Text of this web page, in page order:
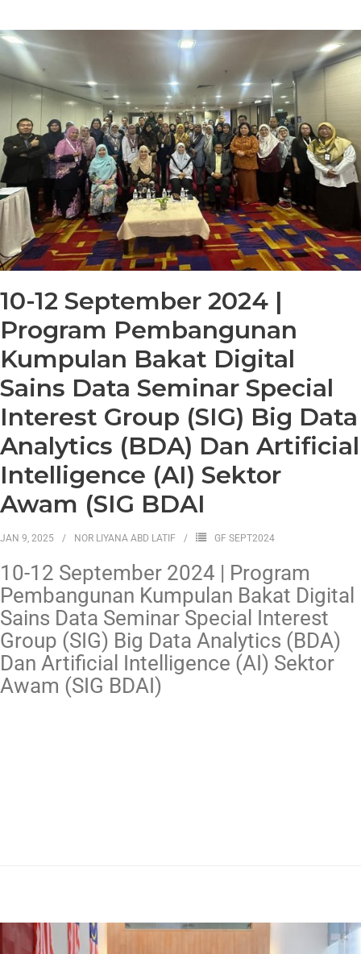
10-12 September 2024 |
Program Pembangunan
Kumpulan Bakat Digital
Sains Data Seminar Special
Interest Group (SIG) Big Data
Analytics (BDA) Dan Artificial
Intelligence (AI) Sektor
Awam (SIG BDAI
JAN 9, 2025 NOR LIYANA ABD LATIF GF SEPT2024
10-12 September 2024 | Program
Pembangunan Kumpulan Bakat Digital
Sains Data Seminar Special Interest
Group (SIG) Big Data Analytics (BDA)
Dan Artificial Intelligence (AI) Sektor
Awam (SIG BDAI)